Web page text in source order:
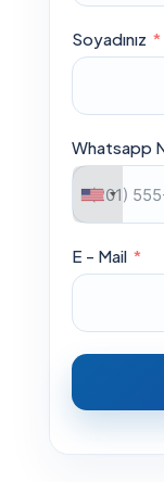
Soyadınız
Whatsapp
E - Mail